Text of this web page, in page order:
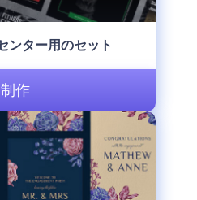
ンター用のセット
制作